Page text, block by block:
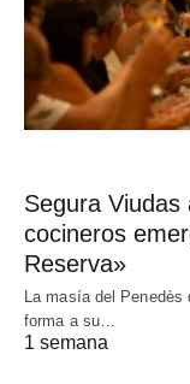
Segura
cocineros
Reserva»
La masía del
forma a su…
1 semana